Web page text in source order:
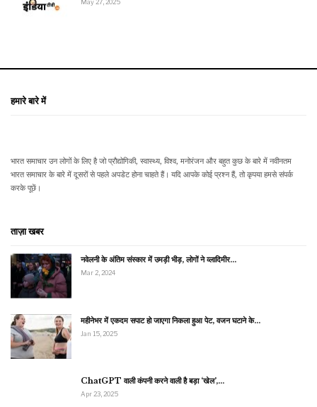
May 27, 2025
हमारे बारे में
भारत समाचार उन लोगों के लिए है जो प्रौद्योगिकी, स्वास्थ्य, विश्व, मनोरंजन और बहुत कुछ के बारे में नवीनतम
भारत समाचार के बारे में दूसरों से पहले अपडेट होना चाहते हैं। यदि आपके कोई प्रश्न हैं, तो कृपया हमसे संपर्क
करके पूछें।
ताज़ा खबर
नवेलनी के अंतिम संस्कार में उमड़ी भीड़, लोगों ने व्लादिमीर…
Mar 2, 2024
महीनेभर में एकदम सपाट हो जाएगा निकला हुआ पेट, वजन घटाने के…
Jan 15, 2025
ChatGPT वाली कंपनी करने वाली है बड़ा ‘खेल’,…
Apr 23, 2025